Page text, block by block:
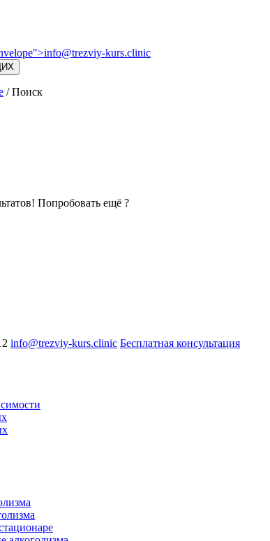
info@trezviy-kurs.clinic
/Поиск
Попробовать ещё ?
info@trezviy-kurs.clinic Бесплатная консультация